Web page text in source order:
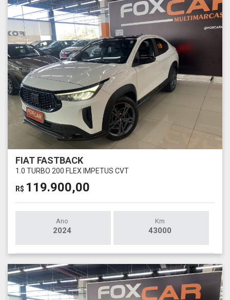
FIAT FASTBACK
1.0 TURBO 200 FLEX IMPETUS CVT
R$ 119.900,00
Ano
2024
Km
43000